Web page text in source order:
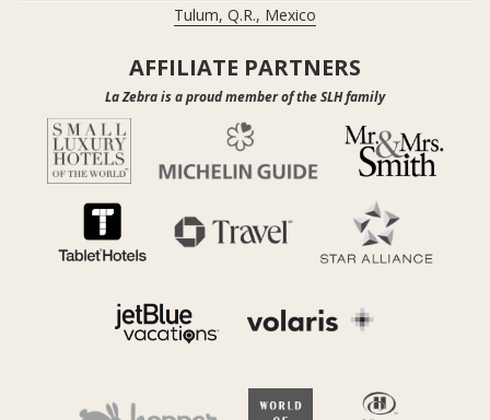
Sesiones de DJ al amanecer y eventos selectos en la
playa
Ceremonias chamánicas, rituales de cacao y encuentros
de respiración
Festivales de yoga, movimiento y meditación
Exposiciones de arte, colaboraciones culinarias y talleres
Si quieres vivir Tulum en su momento más vibrante (como nos
gusta decir), diciembre es el momento en el que todo cobra
La época ideal para todos. Parejas, amigos y viajeros en
Tulum, Q.R., Mexico
AFFILIATE PARTNERS
La Zebra is a proud member of the SLH family